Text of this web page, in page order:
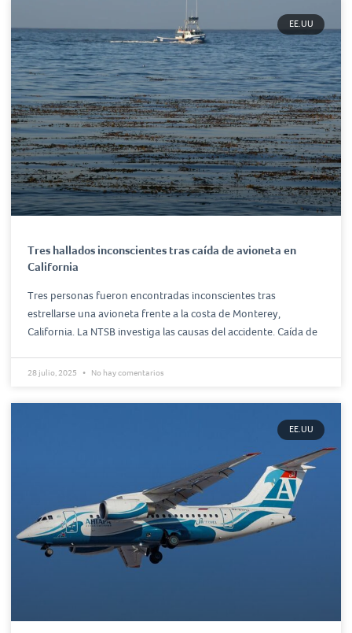
EE.UU
Tres hallados inconscientes tras caída de avioneta en
California
Tres personas fueron encontradas inconscientes tras
estrellarse una avioneta frente a la costa de Monterey,
California. La NTSB investiga las causas del accidente. Caída de
28 julio, 2025 No hay comentarios
EE.UU